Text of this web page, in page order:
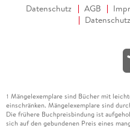
Datenschutz AGB
1 Mängelexemplare sind Bücher mit
einschränken. Mängelexemplare sind
Die frühere Buchpreisbindung ist
sich auf den gebundenen Preis eines